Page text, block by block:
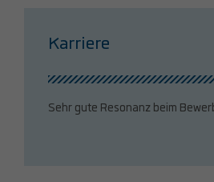
Karriere
Sehr gute Resonanz beim